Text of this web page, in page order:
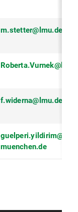
m.stetter@lmu.de
f.widerna@lmu.de
muenchen.de